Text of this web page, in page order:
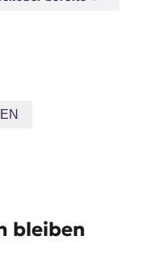
bleiben